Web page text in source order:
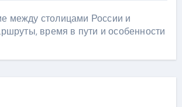
между столицами России и
время в пути и особенности